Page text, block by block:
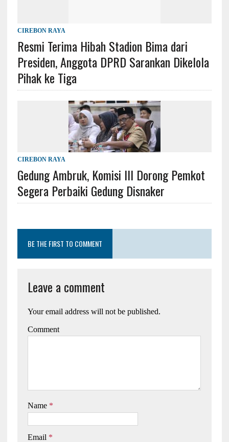
CIREBON RAYA
Resmi Terima Hibah Stadion Bima dari
Presiden, Anggota DPRD Sarankan Dikelola
Pihak ke Tiga
CIREBON RAYA
Gedung Ambruk, Komisi III Dorong Pemkot
Segera Perbaiki Gedung Disnaker
BE THE FIRST TO COMMENT
Leave a comment
Your email address will not be published.
Comment
Name *
Email *